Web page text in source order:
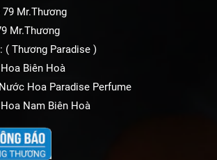
HƠN MỘT CHÚT, BẰNG MỘT
14/01/2026 Đăng bởi: admin
Mr.Thương
Mr.Thương
( Thương Paradise )
Biên Hoà
Hoa Paradise Perfume
Nam Biên Hoà